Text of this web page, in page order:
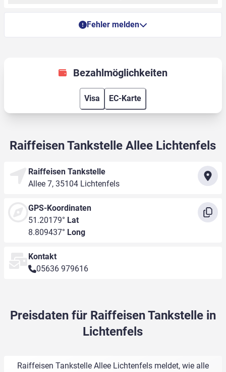
Fehler melden
Bezahlmöglichkeiten
Visa EC-Karte
Raiffeisen Tankstelle Allee Lichtenfels
Raiffeisen Tankstelle
Allee 7, 35104 Lichtenfels
GPS-Koordinaten
51.20179° Lat
8.809437° Long
Kontakt
05636 979616
Preisdaten für Raiffeisen Tankstelle in
Lichtenfels
Raiffeisen Tankstelle Allee Lichtenfels meldet, wie alle